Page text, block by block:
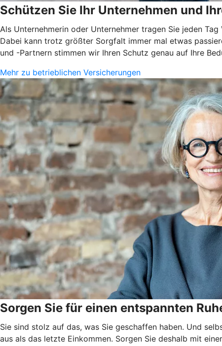
Schützen Sie Ihr Unternehmen und
Als Unternehmerin oder Unternehmer tragen Sie jeden
Dabei kann trotz größter Sorgfalt immer mal etwas
und -Partnern stimmen wir Ihren Schutz genau auf Ihre
Mehr zu betrieblichen Versicherungen
Sorgen Sie für einen entspannten
Sie sind stolz auf das, was Sie geschaffen haben. Und
aus als das letzte Einkommen. Sorgen Sie deshalb mit